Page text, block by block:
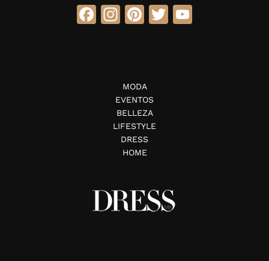
Facebook
Instagram
Pinterest
Twitter
MODA
EVENTOS
BELLEZA
LIFESTYLE
DRESS
HOME